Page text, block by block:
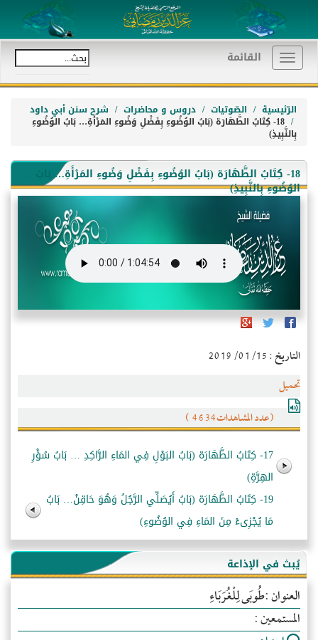
Toggle
navigation
القائمة
الرّئيسية الصّوتيات دروس و محاضرات شرح سنن أبي داود
18- كِتَابُ الطَّهَارَة (بَابُ الوُضُوءِ بِفَضْلِ وَضُوءِ المَرْأَةِ… بَابُ الوُضُوءِ
بِالنَّبِيذِ)
18- كِتَابُ الطَّهَارَة (بَابُ الوُضُوءِ بِفَضْلِ وَضُوءِ المَرْأَةِ… بَابُ
الوُضُوءِ بِالنَّبِيذِ)
التاريخ : 2019/01/15
تحميل
(عدد المشاهدات4634 )
17- كِتَابُ الطَّهَارَة (بَابُ البَوْلِ فِي المَاءِ الرَّاكِدِ … بَابُ سُؤْرِ
الهِرَّةِ)
19- كِتَابُ الطَّهَارَة (بَابُ أَيُصَلِّي الرَّجُلُ وَهُوَ حَاقِنْ… بَابُ
مَا يُجْزِىءْ مِنَ المَاءِ فِي الوُضُوءِ)
يُبث في الإذاعة
العنوان :طُوبَى لِلْغُرَبَاءِ
المستمعين :